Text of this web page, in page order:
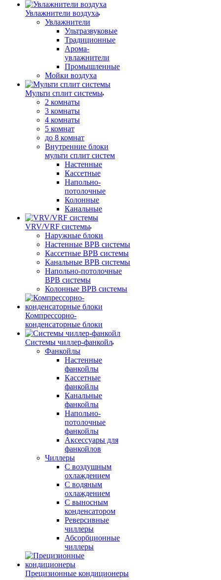
Увлажнители воздуха
Увлажнители
Ультразвуковые
Традиционные
Арома-
увлажнители
Промышленные
Мойки воздуха
Мульти сплит системы
2 комнаты
3 комнаты
4 комнаты
5 комнат
до 8 комнат
Внутренние блоки
мульти сплит систем
Настенные
Кассетные
Напольно-
потолочные
Колонные
Канальные
VRV/VRF системы
Наружные блоки
Настенные ВРВ системы
Кассетные ВРВ системы
Канальные ВРВ системы
Напольно-потолочные
ВРВ системы
Колонные ВРВ системы
Компрессорно-
конденсаторные блоки
Системы чиллер-фанкойл
Фанкойлы
Настенные
фанкойлы
Кассетные
фанкойлы
Канальные
фанкойлы
Напольно-
потолочные
фанкойлы
Аксессуары для
фанкойлов
Чиллеры
С воздушным
охлаждением
С водяным
охлаждением
С выносным
конденсатором
Реверсивные
чиллеры
Абсорбционные
чиллеры
Прецизионные кондиционеры